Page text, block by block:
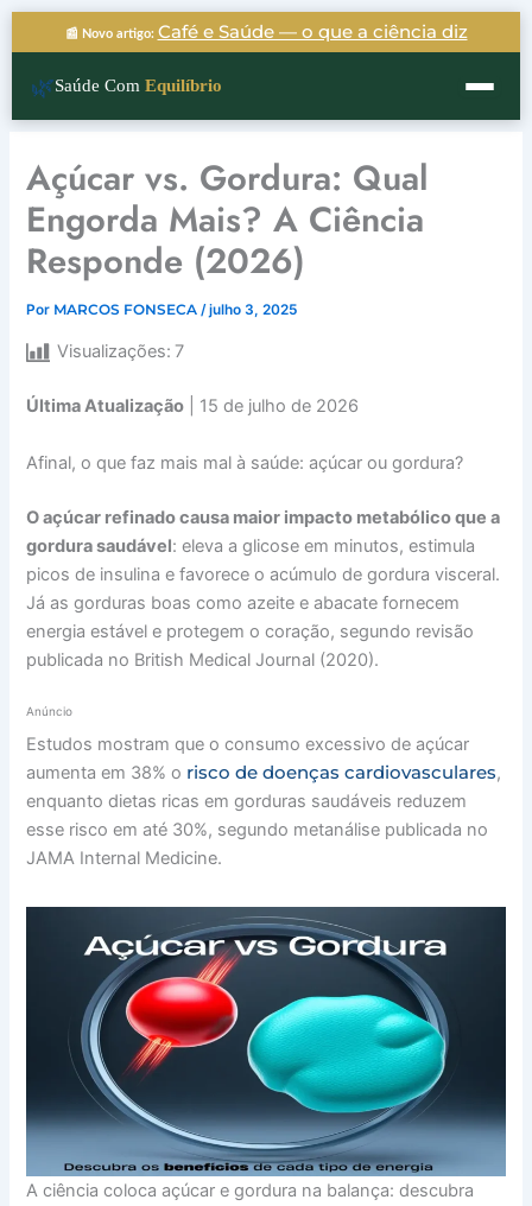
conteúdo
📰 Novo artigo: Café e Saúde — o que a ciência diz
🌿Saúde Com Equilíbrio
Açúcar vs. Gordura: Qual
Engorda Mais? A Ciência
Responde (2026)
Por MARCOS FONSECA/julho 3, 2025
Visualizações: 7
Última Atualização | 15 de julho de 2026
Afinal, o que faz mais mal à saúde: açúcar ou gordura?
O açúcar refinado causa maior impacto metabólico que a
gordura saudável: eleva a glicose em minutos, estimula
picos de insulina e favorece o acúmulo de gordura visceral.
Já as gorduras boas como azeite e abacate fornecem
energia estável e protegem o coração, segundo revisão
publicada no British Medical Journal (2020).
Anúncio
Estudos mostram que o consumo excessivo de açúcar
aumenta em 38% o risco de doenças cardiovasculares,
enquanto dietas ricas em gorduras saudáveis reduzem
esse risco em até 30%, segundo metanálise publicada no
JAMA Internal Medicine.
A ciência coloca açúcar e gordura na balança: descubra